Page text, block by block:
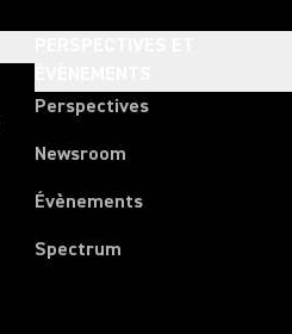
Perspectives
Newsroom
Évènements
Spectrum